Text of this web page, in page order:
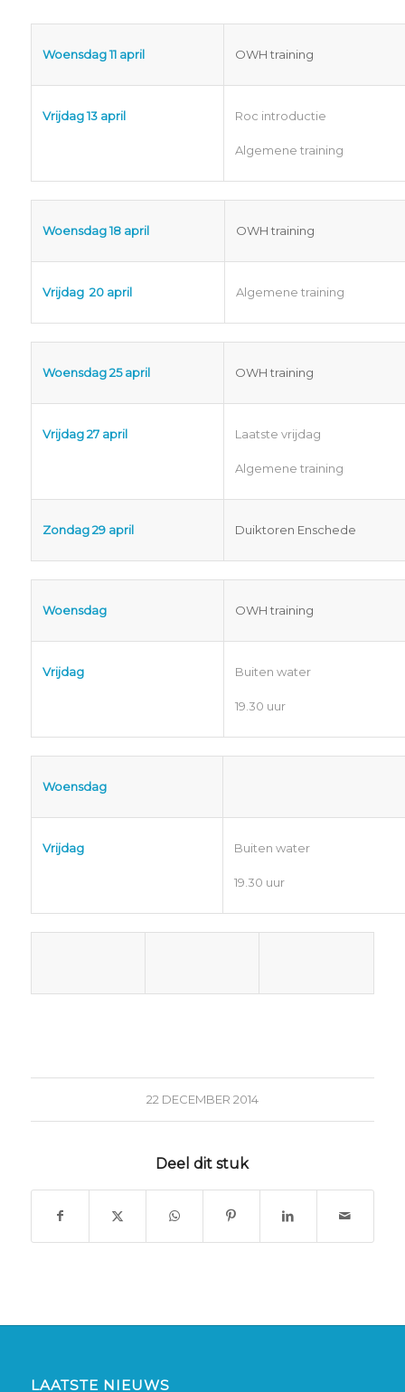
Woensdag 11 april OWH training
Vrijdag 13 april Roc introductie
Algemene training
Woensdag 18 april OWH training
Vrijdag 20 april Algemene training
Woensdag 25 april OWH training
Vrijdag 27 april Laatste vrijdag
Algemene training
Zondag 29 april Duiktoren Enschede
Woensdag OWH training
Vrijdag Buiten water
19.30 uur
Woensdag
Vrijdag Buiten water
19.30 uur
22 DECEMBER 2014
Deel dit stuk
LAATSTE NIEUWS